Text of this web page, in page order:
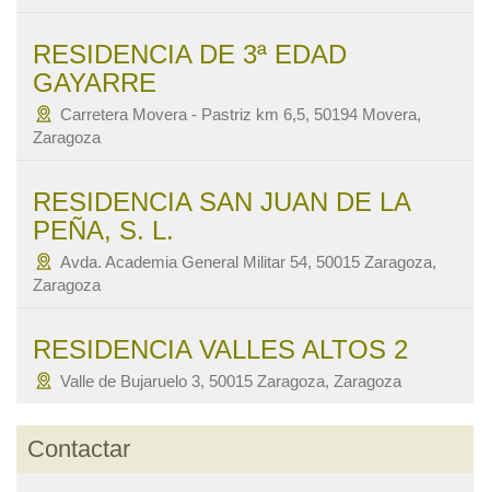
RESIDENCIA DE 3ª EDAD
GAYARRE
Carretera Movera - Pastriz km 6,5, 50194 Movera,
Zaragoza
RESIDENCIA SAN JUAN DE LA
PEÑA, S. L.
Avda. Academia General Militar 54, 50015 Zaragoza,
Zaragoza
RESIDENCIA VALLES ALTOS 2
Valle de Bujaruelo 3, 50015 Zaragoza, Zaragoza
Contactar